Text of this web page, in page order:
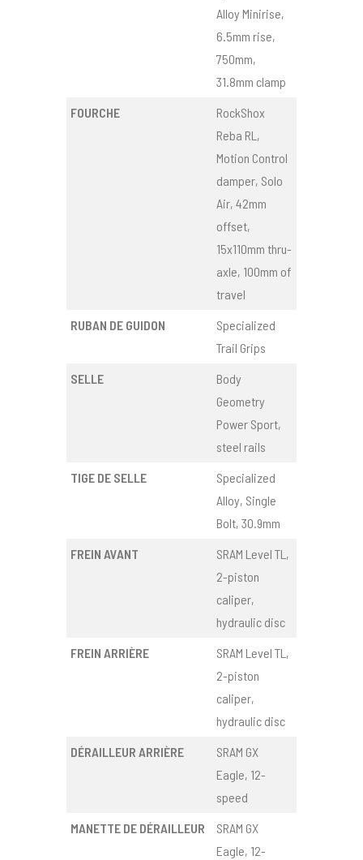
Alloy Minirise,
6.5mm rise,
750mm,
31.8mm clamp
FOURCHE
RockShox
Reba RL,
Motion Control
damper, Solo
Air, 42mm
offset,
15x110mm thru-
axle, 100mm of
travel
RUBAN DE GUIDON
Specialized
Trail Grips
SELLE
Body
Geometry
Power Sport,
steel rails
TIGE DE SELLE
Specialized
Alloy, Single
Bolt, 30.9mm
FREIN AVANT
SRAM Level TL,
2-piston
caliper,
hydraulic disc
FREIN ARRIÈRE
SRAM Level TL,
2-piston
caliper,
hydraulic disc
DÉRAILLEUR ARRIÈRE
SRAM GX
Eagle, 12-
speed
MANETTE DE DÉRAILLEUR
SRAM GX
Eagle, 12-